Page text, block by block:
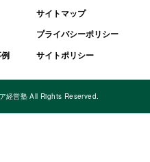
サイトマップ
プライバシーポリシー
サイトポリシー
経営塾 All Rights Reserved.